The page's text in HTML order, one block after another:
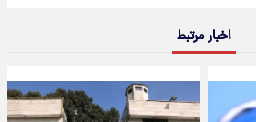
اخبار مرتبط